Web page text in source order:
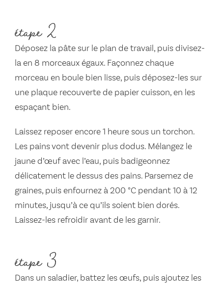
étape 2
Déposez la pâte sur le plan de travail, puis divisez-
la en 8 morceaux égaux. Façonnez chaque
morceau en boule bien lisse, puis déposez-les sur
une plaque recouverte de papier cuisson, en les
espaçant bien.
Laissez reposer encore 1 heure sous un torchon.
Les pains vont devenir plus dodus. Mélangez le
jaune d’œuf avec l’eau, puis badigeonnez
délicatement le dessus des pains. Parsemez de
graines, puis enfournez à 200 °C pendant 10 à 12
minutes, jusqu’à ce qu’ils soient bien dorés.
Laissez-les refroidir avant de les garnir.
étape 3
Dans un saladier, battez les œufs, puis ajoutez les